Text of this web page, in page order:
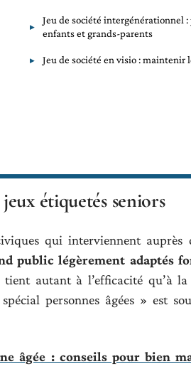
Jeu de société intergénérationnel
enfants et grands-parents
Jeu de société en visio : maintenir
étiquetés seniors
qui interviennent auprès
public légèrement adaptés
autant à l’efficacité qu’à
personnes âgées » est
âgée : conseils pour bien